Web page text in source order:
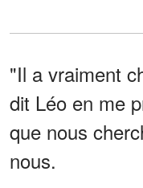
"Il a vraiment
dit Léo en me
que nous
nous.